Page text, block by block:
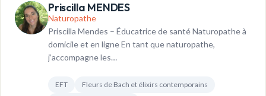
Priscilla MENDES
Naturopathe
Priscilla Mendes – Éducatrice de santé Naturopathe à
domicile et en ligne En tant que naturopathe,
j’accompagne les…
EFT
Fleurs de Bach et élixirs contemporains